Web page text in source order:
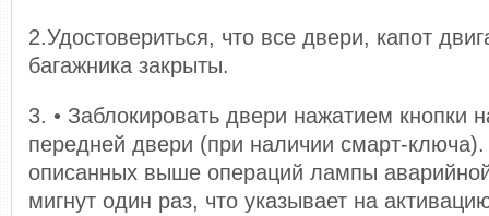
2.Удостовериться, что все двери, капот
багажника закрыты.
3. • Заблокировать двери нажатием кнопки
передней двери (при наличии смарт-
описанных выше операций лампы
мигнут один раз, что указывает на